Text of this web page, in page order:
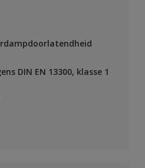
DIN EN 13300, klasse 1